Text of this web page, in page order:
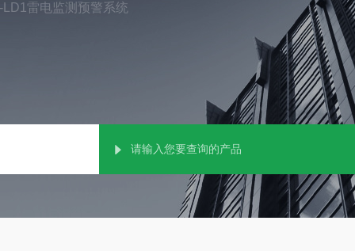
LD1雷电监测预警系统